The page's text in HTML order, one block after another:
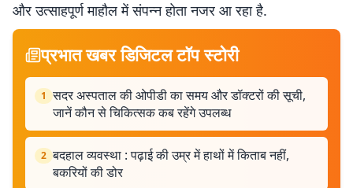
और उत्साहपूर्ण माहौल में संपन्न होता नजर आ रहा है.
प्रभात खबर डिजिटल टॉप स्टोरी
1 सदर अस्पताल की ओपीडी का समय और डॉक्टरों की सूची,
जानें कौन से चिकित्सक कब रहेंगे उपलब्ध
2 बदहाल व्यवस्था : पढ़ाई की उम्र में हाथों में किताब नहीं,
बकरियों की डोर